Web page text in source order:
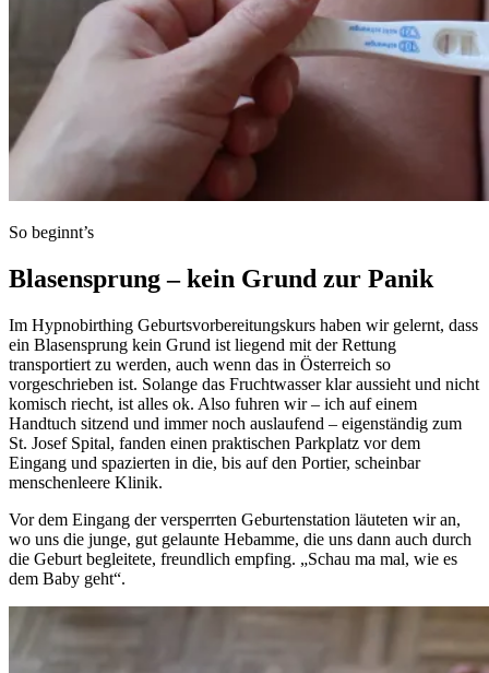
So beginnt’s
Blasensprung – kein Grund zur Panik
Im Hypnobirthing Geburtsvorbereitungskurs haben wir gelernt, dass
ein Blasensprung kein Grund ist liegend mit der Rettung
transportiert zu werden, auch wenn das in Österreich so
vorgeschrieben ist. Solange das Fruchtwasser klar aussieht und nicht
komisch riecht, ist alles ok. Also fuhren wir – ich auf einem
Handtuch sitzend und immer noch auslaufend – eigenständig zum
St. Josef Spital, fanden einen praktischen Parkplatz vor dem
Eingang und spazierten in die, bis auf den Portier, scheinbar
menschenleere Klinik.
Vor dem Eingang der versperrten Geburtenstation läuteten wir an,
wo uns die junge, gut gelaunte Hebamme, die uns dann auch durch
die Geburt begleitete, freundlich empfing. „Schau ma mal, wie es
dem Baby geht“.